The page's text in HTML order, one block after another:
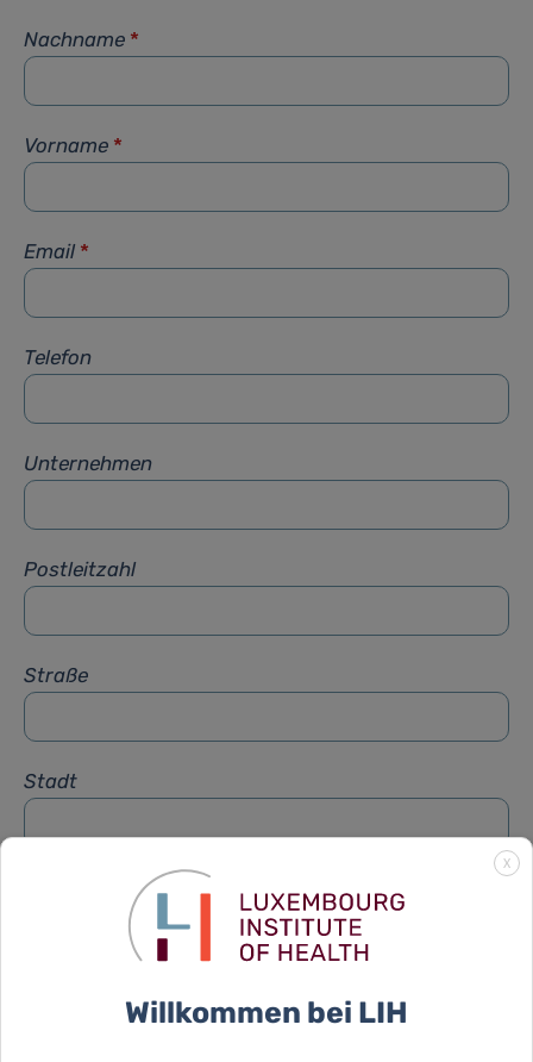
Nachname *
Vorname *
Email *
Telefon
Unternehmen
Postleitzahl
Straße
Stadt
X
Willkommen bei LIH